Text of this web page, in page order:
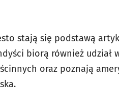
stają się podstawą
biorą również udział
oraz poznają